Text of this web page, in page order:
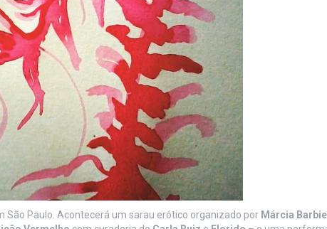
São Paulo. Acontecerá um sarau erótico organizado por Márcia